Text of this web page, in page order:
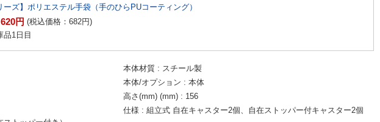
ーズ】ポリエステル手袋（手のひらPUコーティング）
620円 (税込価格：682円)
品1日目
本体材質
スチール製
本体/オプション
本体
高さ(mm) (mm)
156
仕様 組立式 自在キャスター2個、自在ストッパー付キャスター2個